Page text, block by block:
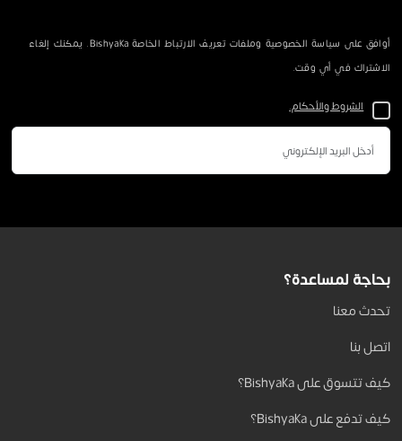
أوافق على سياسة الخصوصية وملفات تعريف الارتباط الخاصة Bishyaka. يمكنك إلغاء
الاشتراك في أي وقت.
الشروط والأحكام.
بحاجة لمساعدة؟
تحدث معنا
اتصل بنا
كيف تتسوق على Bishyaka؟
كيف تدفع على Bishyaka؟